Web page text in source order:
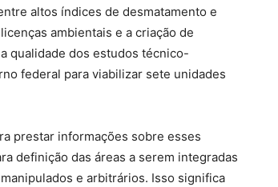
altos índices de desmatamento e
ambientais e a criação de
qualidade dos estudos técnico-
federal para viabilizar sete unidades
prestar informações sobre esses
definição das áreas a serem integradas
e arbitrários. Isso significa